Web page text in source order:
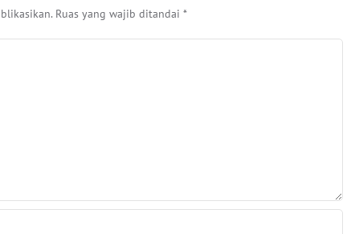
Ruas yang wajib ditandai *